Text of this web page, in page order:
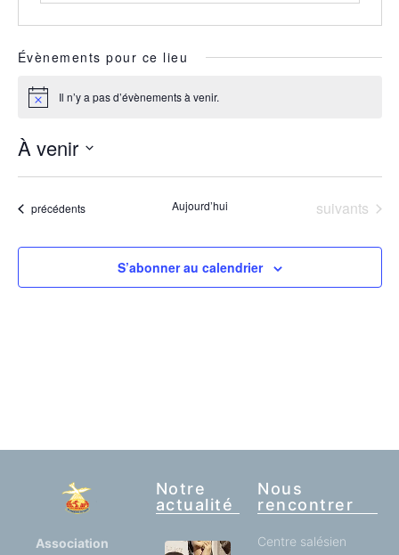
Évènements pour ce lieu
Notice Il n’y a pas d’évènements à venir.
À venir
une
Évènements
précédents Aujourd’hui Évènements
suivants
S’abonner au calendrier
Association
Notre
actualité
Nous
rencontrer
Centre salésien